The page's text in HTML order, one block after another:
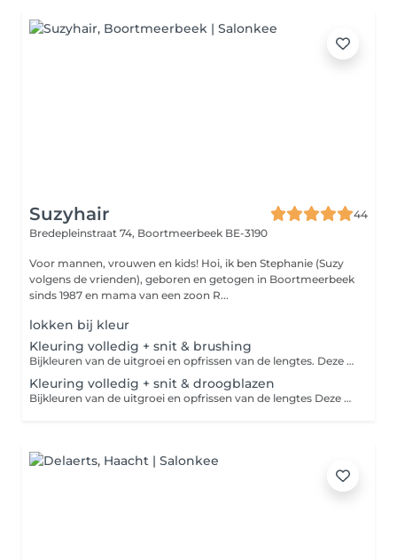
Suzyhair
44
Bredepleinstraat 74, Boortmeerbeek BE-3190
Voor mannen, vrouwen en kids! Hoi, ik ben Stephanie (Suzy
volgens de vrienden), geboren en getogen in Boortmeerbeek
sinds 1987 en mama van een zoon R...
lokken bij kleur
Kleuring volledig + snit & brushing
Bijkleuren van de uitgroei en opfrissen van de lengtes. Deze menu kan enkel wanneer de kleur hetzelfde blijft of je donkerder wil gaan. Voor eenn lichtere kleur neem eerst telefonisch contact op.
Kleuring volledig + snit & droogblazen
Bijkleuren van de uitgroei en opfrissen van de lengtes Deze menu kan enkel wanneer de kleur hetzelfde blijft of je donkerder wil gaan. Voor een lichtere kleur neem eerst telefonisch contact op.